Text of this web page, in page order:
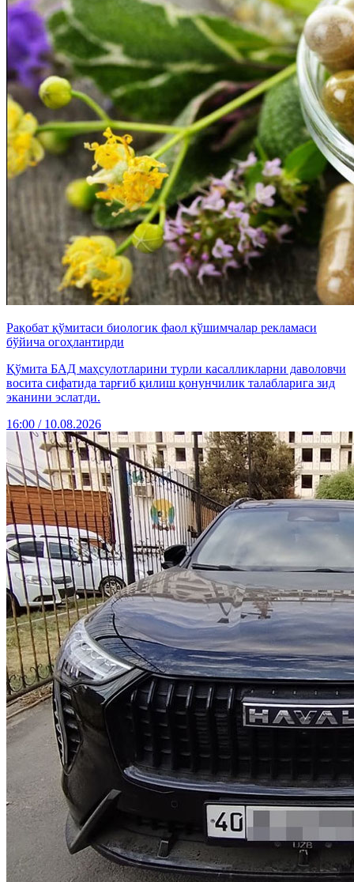
Рақобат қўмитаси биологик фаол қўшимчалар рекламаси
бўйича огоҳлантирди
Қўмита БАД маҳсулотларини турли касалликларни даволовчи
восита сифатида тарғиб қилиш қонунчилик талабларига зид
эканини эслатди.
16:00 / 10.08.2026